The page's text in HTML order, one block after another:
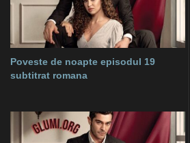
Poveste de noapte episodul 19
subtitrat romana